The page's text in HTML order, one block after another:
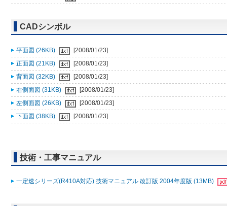
CADシンボル
平面図 (26KB)
[2008/01/23]
正面図 (21KB)
[2008/01/23]
背面図 (32KB)
[2008/01/23]
右側面図 (31KB)
[2008/01/23]
左側面図 (26KB)
[2008/01/23]
下面図 (38KB)
[2008/01/23]
技術・工事マニュアル
一定速シリーズ(R410A対応) 技術マニュアル 改訂版 2004年度版 (13MB)